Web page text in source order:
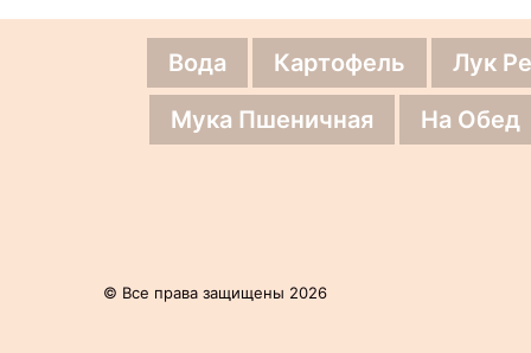
Вода Картофель Лук
Мука Пшеничная
На Обед
© Все права защищены 2026